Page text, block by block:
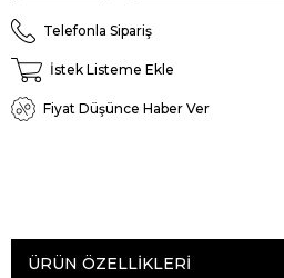
Telefonla Sipariş
İstek Listeme Ekle
Fiyat Düşünce Haber Ver
ÜRÜN ÖZELLIKLERI